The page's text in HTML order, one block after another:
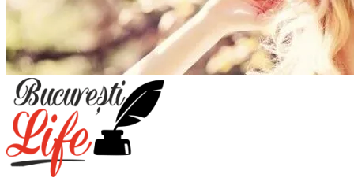
Meniu
principal